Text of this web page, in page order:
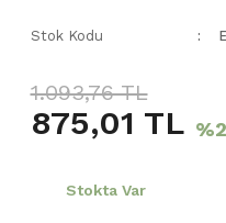
Stok Kodu
1.093,76 TL
875,01 TL
Stokta Var